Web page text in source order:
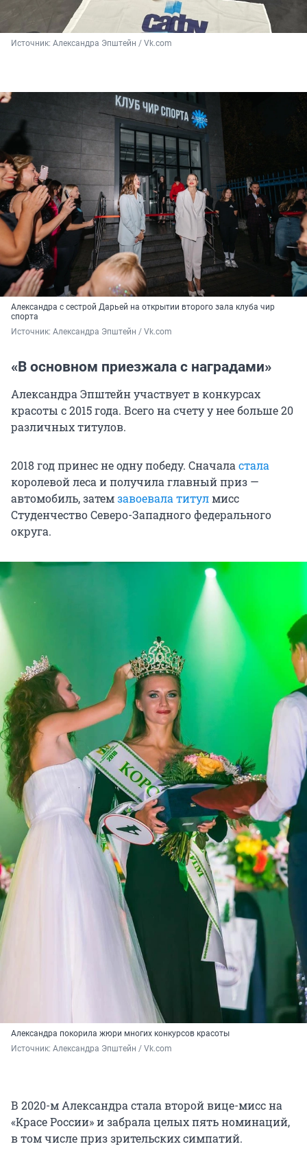
Источник: Александра Эпштейн / Vk.com
Александра с сестрой Дарьей на открытии второго зала клуба чир
спорта
Источник: Александра Эпштейн / Vk.com
«В основном приезжала с наградами»
Александра Эпштейн участвует в конкурсах
красоты с 2015 года. Всего на счету у нее больше 20
различных титулов.
2018 год принес не одну победу. Сначала стала
королевой леса и получила главный приз —
автомобиль, затемзавоевала титулмисс
Студенчество Северо-Западного федерального
округа.
Александра покорила жюри многих конкурсов красоты
Источник: Александра Эпштейн / Vk.com
В 2020-м Александра стала второй вице-мисс на
«Красе России» и забрала целых пять номинаций,
в том числе приз зрительских симпатий.